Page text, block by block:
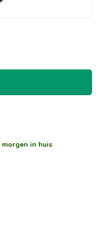
morgen in huis